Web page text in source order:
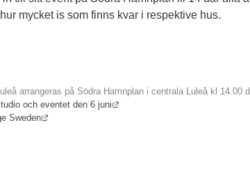
mycket is som finns kvar i respektive hus.
arrangeras på Södra Hamnplan i centrala Luleå kl 14.00
och eventet den 6 juni
Länk till annan webbplats.
Sweden
Länk till annan webbplats.
annan webbplats.